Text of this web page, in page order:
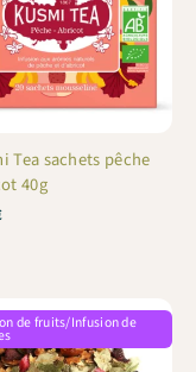
Tea sachets pêche
40g
de fruits/Infusion de